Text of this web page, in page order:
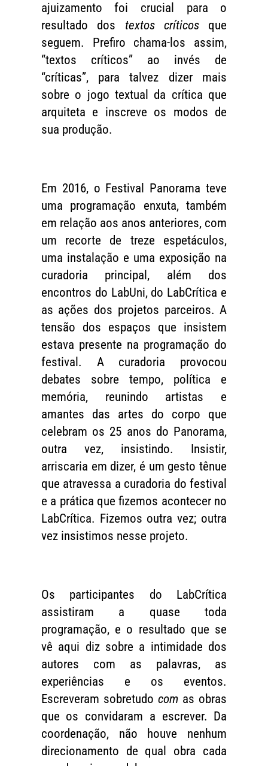
ajuizamento foi crucial para o
resultado dos textos críticosque
seguem. Prefiro chama-los assim,
“textos críticos” ao invés de
“críticas”, para talvez dizer mais
sobre o jogo textual da crítica que
arquiteta e inscreve os modos de
sua produção.
Em 2016, o Festival Panorama teve
uma programação enxuta, também
em relação aos anos anteriores, com
um recorte de treze espetáculos,
uma instalação e uma exposição na
curadoria principal, além dos
encontros do LabUni, do LabCrítica e
as ações dos projetos parceiros. A
tensão dos espaços que insistem
estava presente na programação do
festival. A curadoria provocou
debates sobre tempo, política e
memória, reunindo artistas e
amantes das artes do corpo que
celebram os 25 anos do Panorama,
outra vez, insistindo. Insistir,
arriscaria em dizer, é um gesto tênue
que atravessa a curadoria do festival
e a prática que fizemos acontecer no
LabCrítica. Fizemos outra vez; outra
vez insistimos nesse projeto.
Os participantes do LabCrítica
assistiram a quase toda
programação, e o resultado que se
vê aqui diz sobre a intimidade dos
autores com as palavras, as
experiências e os eventos.
Escreveram sobretudo com as obras
que os convidaram a escrever. Da
coordenação, não houve nenhum
direcionamento de qual obra cada